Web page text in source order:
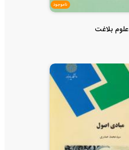
ناموجود
علوم بلاغت